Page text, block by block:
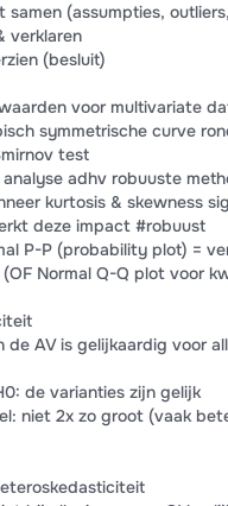
samen (assumpties,
verklaren
(besluit)
voor multivariate
symmetrische curve
test
analyse adhv robuuste
kurtosis & skewness
deze impact #robuust
P-P (probability plot) =
Normal Q-Q plot voor
de AV is gelijkaardig voor
de varianties zijn gelijk
niet 2x zo groot (vaak